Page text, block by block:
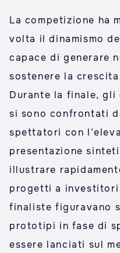
La competizione ha
volta il dinamismo
capace di generare
sostenere la
Durante la finale,
si sono confrontati
spettatori con
presentazione
illustrare
progetti a investitori
finaliste figuravano
prototipi in fase di
essere lanciati sul